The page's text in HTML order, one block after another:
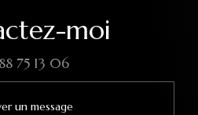
moi
75 13 06
un message